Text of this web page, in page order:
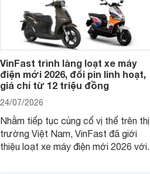
VinFast trình làng loạt xe máy
điện mới 2026, đổi pin linh hoạt,
giá chỉ từ 12 triệu đồng
24/07/2026
Nhằm tiếp tục củng cố vị thế trên thị
trường Việt Nam, VinFast đã giới
thiệu loạt xe máy điện mới 2026 với